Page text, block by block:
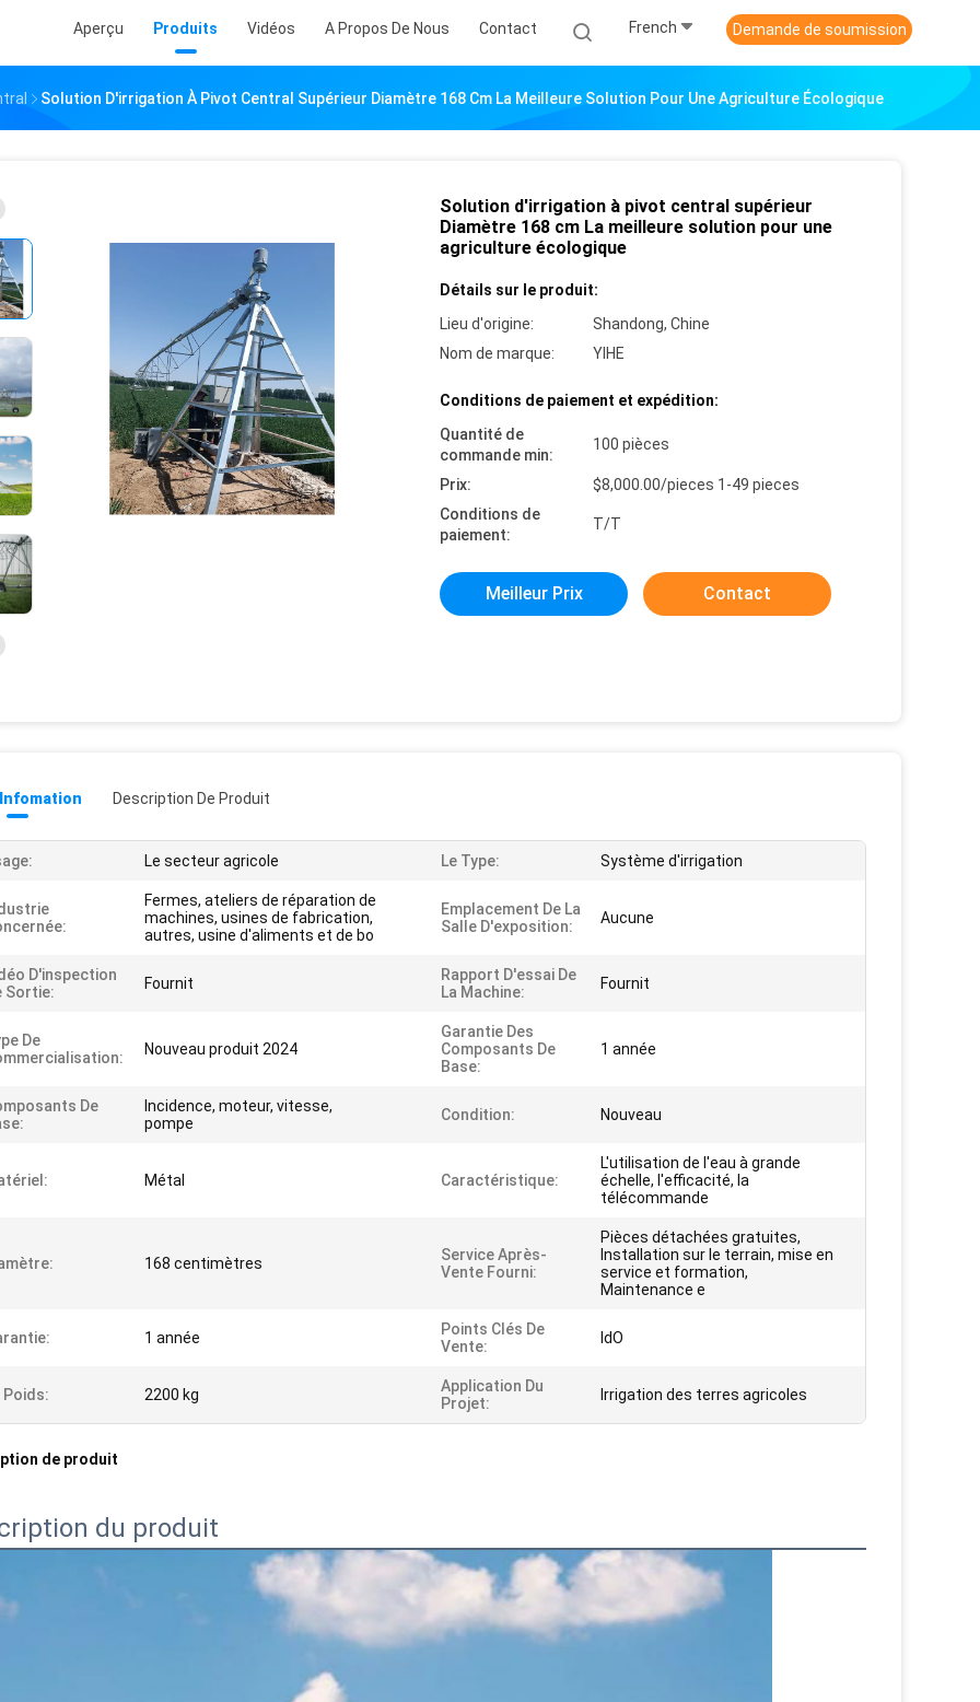
Aperçu Produits Vidéos A Propos De Nous Contact French Demande de soumission
Solution D'irrigation À Pivot Central Supérieur Diamètre 168 Cm La Meilleure Solution Pour Une Agriculture Écologique
Solution d'irrigation à pivot central supérieur
Diamètre 168 cm La meilleure solution pour une
agriculture écologique
Détails sur le produit:
Lieu d'origine:
Shandong, Chine
Nom de marque:
YIHE
Conditions de paiement et expédition:
Quantité de
commande min:
100 pièces
Prix:
$8,000.00/pieces 1-49 pieces
Conditions de
paiement:
T/T
Meilleur Prix Contact
Description De Produit
Le secteur agricole Le Type: Système d'irrigation
Fermes, ateliers de réparation de
machines, usines de fabrication,
autres, usine d'aliments et de bo
Emplacement De La
Salle D'exposition:
Aucune
D'inspection
Sortie:
Fournit
Rapport D'essai De
La Machine:
Fournit
De
Nouveau produit 2024
Garantie Des
Composants De
Base:
1 année
De
Incidence, moteur, vitesse,
pompe
Condition: Nouveau
Métal Caractéristique:
L'utilisation de l'eau à grande
échelle, l'efficacité, la
télécommande
168 centimètres
Service Après-
Vente Fourni:
Pièces détachées gratuites,
Installation sur le terrain, mise en
service et formation,
Maintenance e
1 année
Points Clés De
Vente:
IdO
Poids: 2200 kg
Application Du
Projet:
Irrigation des terres agricoles
de produit
du produit